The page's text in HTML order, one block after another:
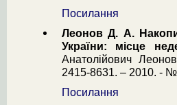
Посилання
Леонов Д. А.
України: місце
Анатолійович
2415-8631. – 2010. -
Посилання